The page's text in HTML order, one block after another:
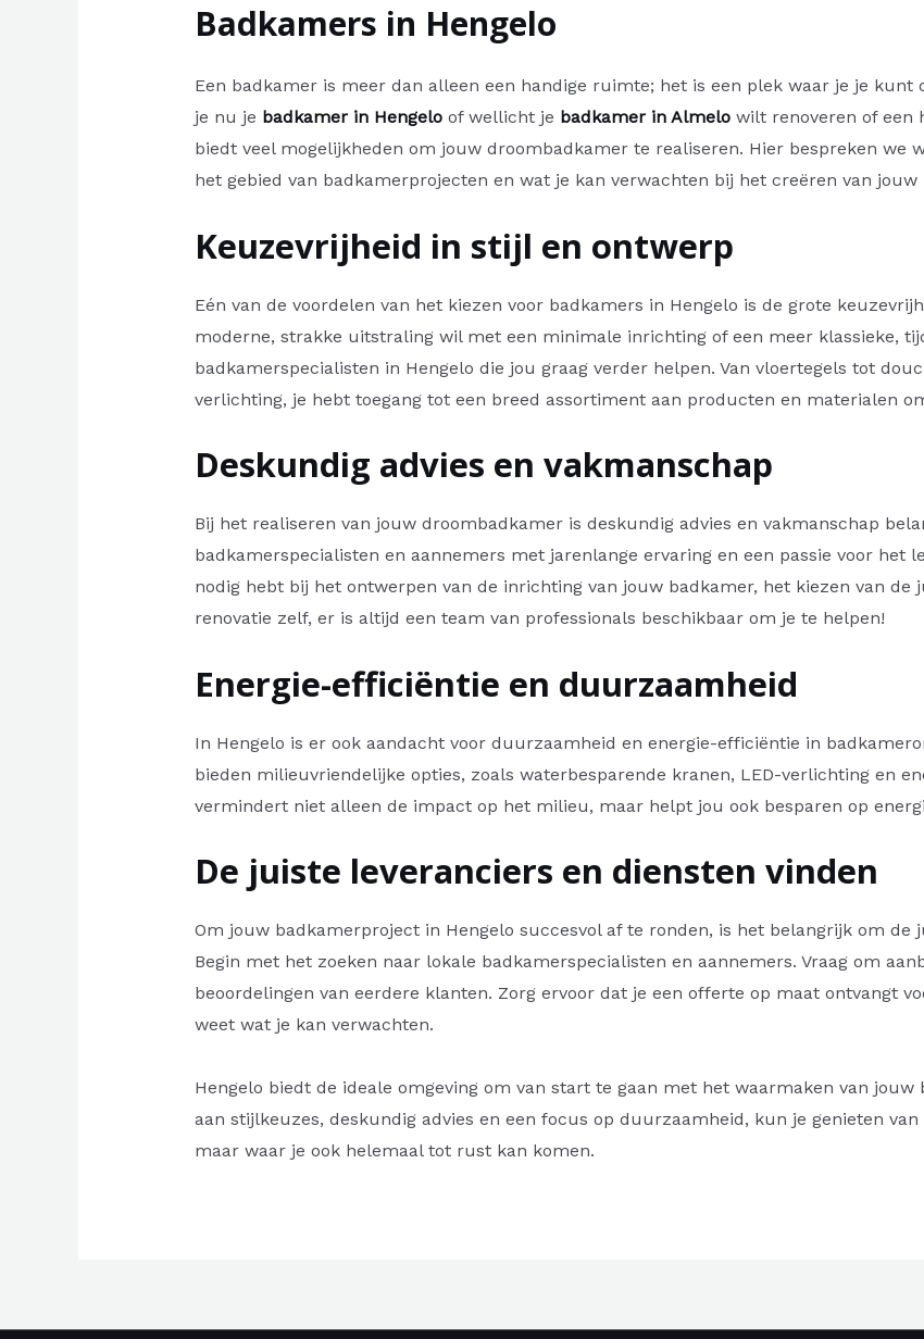
Badkamers in Hengelo
Een badkamer is meer dan alleen een handige ruimte; het is een plek waar je je kunt
je nu je badkamer in Hengeloof wellicht je badkamer in Almelowilt renoveren of een
biedt veel mogelijkheden om jouw droombadkamer te realiseren. Hier bespreken we
het gebied van badkamerprojecten en wat je kan verwachten bij het creëren van jouw
Keuzevrijheid in stijl en ontwerp
Eén van de voordelen van het kiezen voor badkamers in Hengelo is de grote
moderne, strakke uitstraling wil met een minimale inrichting of een meer klassieke,
badkamerspecialisten in Hengelo die jou graag verder helpen. Van vloertegels tot
verlichting, je hebt toegang tot een breed assortiment aan producten en materialen
Deskundig advies en vakmanschap
Bij het realiseren van jouw droombadkamer is deskundig advies en vakmanschap
badkamerspecialisten en aannemers met jarenlange ervaring en een passie voor het
nodig hebt bij het ontwerpen van de inrichting van jouw badkamer, het kiezen van de
renovatie zelf, er is altijd een team van professionals beschikbaar om je te helpen!
Energie-efficiëntie en duurzaamheid
In Hengelo is er ook aandacht voor duurzaamheid en energie-efficiëntie in
bieden milieuvriendelijke opties, zoals waterbesparende kranen, LED-verlichting en
vermindert niet alleen de impact op het milieu, maar helpt jou ook besparen op
De juiste leveranciers en diensten vinden
Om jouw badkamerproject in Hengelo succesvol af te ronden, is het belangrijk om de
Begin met het zoeken naar lokale badkamerspecialisten en aannemers. Vraag om
beoordelingen van eerdere klanten. Zorg ervoor dat je een offerte op maat ontvangt
weet wat je kan verwachten.
Hengelo biedt de ideale omgeving om van start te gaan met het waarmaken van jouw
aan stijlkeuzes, deskundig advies en een focus op duurzaamheid, kun je genieten
maar waar je ook helemaal tot rust kan komen.